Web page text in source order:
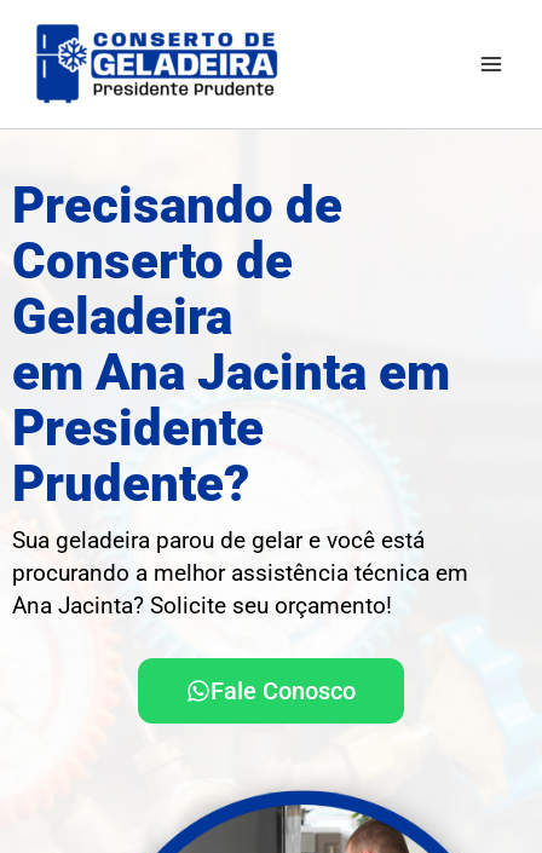
para
Precisando de
Conserto de
Geladeira
em Ana Jacinta em
Presidente
Prudente?
Sua geladeira parou de gelar e você está
procurando a melhor assistência técnica em
Ana Jacinta? Solicite seu orçamento!
Fale Conosco